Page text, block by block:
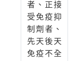
者、 正接
受免疫抑
制劑者、
先天後天
免疫不全